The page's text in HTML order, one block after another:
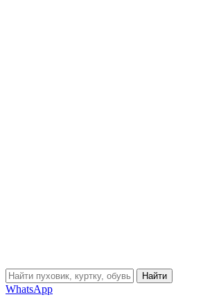
Найти
WhatsApp